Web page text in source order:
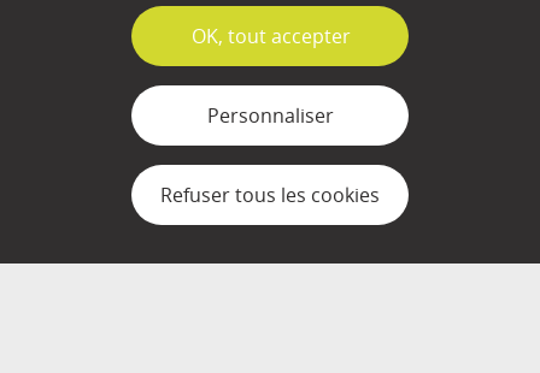
Plan du site
Mentions légales
Gestion des cookies
✓
OK, tout accepter
Personnaliser
Refuser tous les cookies